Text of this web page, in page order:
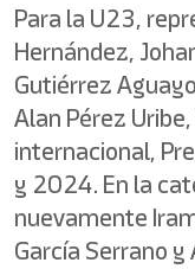
Para la U23,
Hernández,
Gutiérrez
Alan Pérez
internacional,
y 2024. En la
nuevamente
García Serrano y